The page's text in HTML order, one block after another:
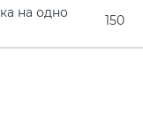
на одно
150